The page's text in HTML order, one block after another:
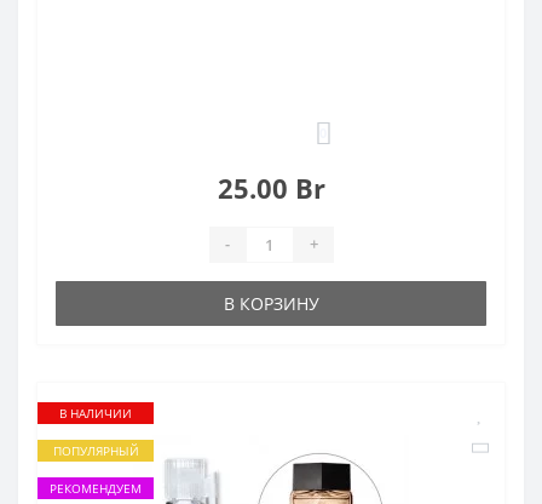
25.00 Br
- +
В КОРЗИНУ
В НАЛИЧИИ
ПОПУЛЯРНЫЙ
РЕКОМЕНДУЕМ